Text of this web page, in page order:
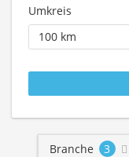
Umkreis
Branche 3